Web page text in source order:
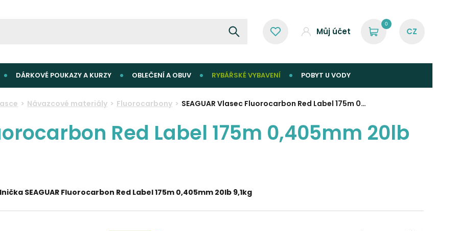
Můj účet
0
DÁRKOVÉ POUKAZY A KURZY OBLEČENÍ A OBUV RYBÁŘSKÉ VYBAVENÍ POBYT U VODY
Návazcové materiály Fluorocarbony SEAGUAR Vlasec Fluorocarbon Red Label 175m 0…
Red Label 175m 0,405mm 20lb
SEAGUAR Fluorocarbon Red Label 175m 0,405mm 20lb 9,1kg